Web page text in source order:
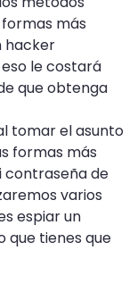
más
hacker
le costará
que obtenga
tomar el asunto
formas más
contraseña de
varios
espiar un
que tienes que